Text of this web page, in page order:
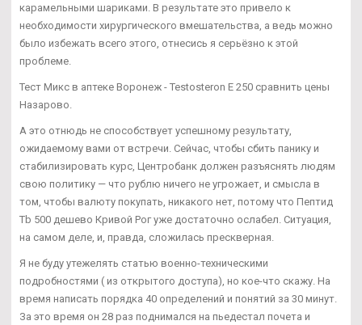
карамельными шариками. В результате это привело к
необходимости хирургического вмешательства, а ведь можно
было избежать всего этого, отнесись я серьёзно к этой
проблеме.
Тест Микс в аптеке Воронеж - Testosteron E 250 сравнить цены
Назарово.
А это отнюдь не способствует успешному результату,
ожидаемому вами от встречи. Сейчас, чтобы сбить панику и
стабилизировать курс, Центробанк должен разъяснять людям
свою политику — что рублю ничего не угрожает, и смысла в
том, чтобы валюту покупать, никакого нет, потому что Пептид
Tb 500 дешево Кривой Рог уже достаточно ослабел. Ситуация,
на самом деле, и, правда, сложилась прескверная.
Я не буду утежелять статью военно-техническими
подробностями ( из открытого доступа), но кое-что скажу. На
время написать порядка 40 определений и понятий за 30 минут.
За это время он 28 раз поднимался на пьедестал почета и